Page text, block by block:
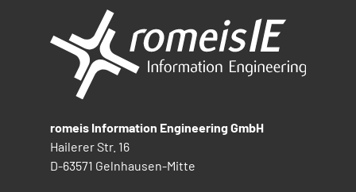
romeis Information Engineering GmbH
Hailerer Str. 16
D-63571 Gelnhausen-Mitte